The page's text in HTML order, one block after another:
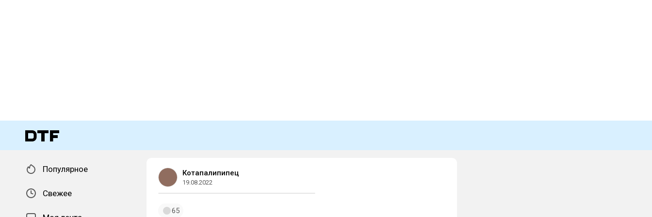
Популярное
Свежее
Котапалипипец
19.08.2022
65